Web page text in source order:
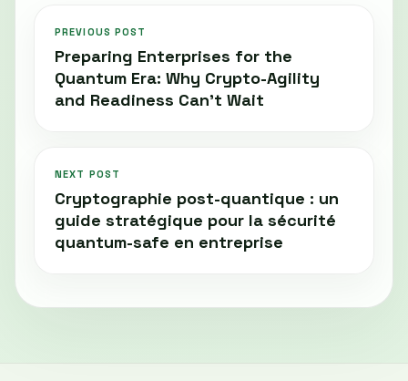
PREVIOUS POST
Preparing Enterprises for the
Quantum Era: Why Crypto-Agility
and Readiness Can't Wait
NEXT POST
Cryptographie post-quantique : un
guide stratégique pour la sécurité
quantum-safe en entreprise